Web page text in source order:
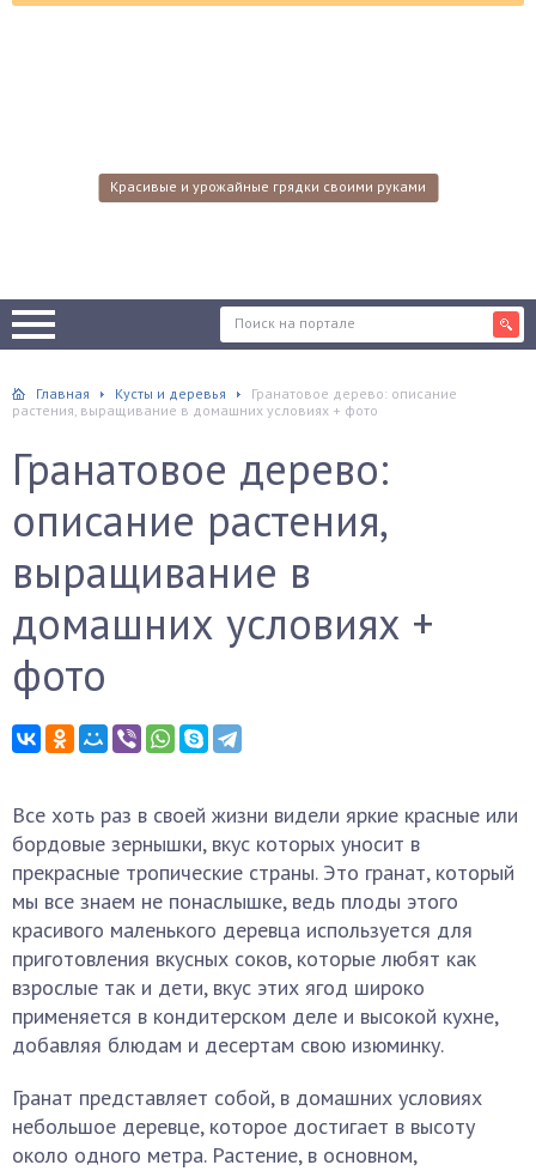
Красивые и урожайные грядки своими руками
Главная Кусты и деревья
Гранатовое дерево: описание
растения, выращивание в домашних условиях + фото
Гранатовое дерево:
описание растения,
выращивание в
домашних условиях +
фото
Все хоть раз в своей жизни видели яркие красные или
бордовые зернышки, вкус которых уносит в
прекрасные тропические страны. Это гранат, который
мы все знаем не понаслышке, ведь плоды этого
красивого маленького деревца используется для
приготовления вкусных соков, которые любят как
взрослые так и дети, вкус этих ягод широко
применяется в кондитерском деле и высокой кухне,
добавляя блюдам и десертам свою изюминку.
Гранат представляет собой, в домашних условиях
небольшое деревце, которое достигает в высоту
около одного метра. Растение, в основном,